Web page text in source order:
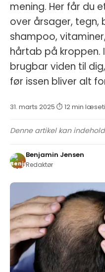
mening. Her får du
over årsager, tegn,
shampoo,
hårtab på kroppen.
brugbar viden til
før issen bliver alt
31. marts 2025·⏱ 12 min
Denne artikel kan
Benjamin Jensen
Redaktør